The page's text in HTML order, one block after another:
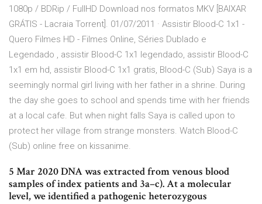
1080p / BDRip / FullHD Download nos formatos MKV [BAIXAR
GRÁTIS - Lacraia Torrent]. 01/07/2011 · Assistir Blood-C 1x1 -
Quero Filmes HD - Filmes Online, Séries Dublado e
Legendado , assistir Blood-C 1x1 legendado, assistir Blood-C
1x1 em hd, assistir Blood-C 1x1 gratis, Blood-C (Sub) Saya is a
seemingly normal girl living with her father in a shrine. During
the day she goes to school and spends time with her friends
at a local cafe. But when night falls Saya is called upon to
protect her village from strange monsters. Watch Blood-C
(Sub) online free on kissanime.
5 Mar 2020 DNA was extracted from venous blood
samples of index patients and 3a–c). At a molecular
level, we identified a pathogenic heterozygous